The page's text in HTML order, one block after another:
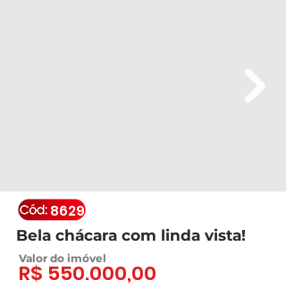
8629
Bela chácara com linda vista!
Valor do imóvel
R$ 550.000,00